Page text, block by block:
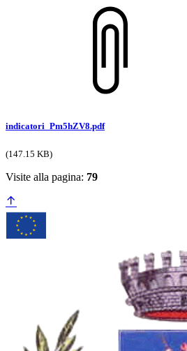
indicatori_Pm5hZV8.pdf
(147.15 KB)
Visite alla pagina: 79